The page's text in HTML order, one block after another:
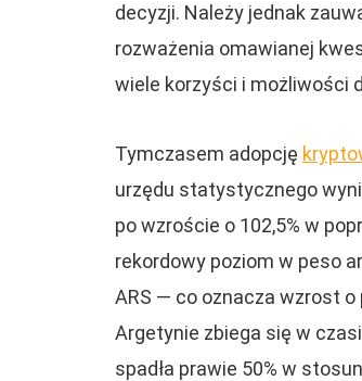
decyzji. Należy jednak
rozważenia omawianej
wiele korzyści i możliwości
Tymczasem adopcję
urzędu statystycznego
po wzroście o 102,5% w
rekordowy poziom w peso
ARS — co oznacza wzrost o
Argetynie zbiega się w
spadła prawie 50% w